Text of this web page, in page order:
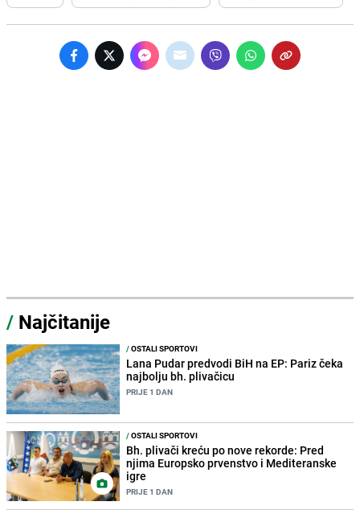
/ Najčitanije
/OSTALI SPORTOVI
Lana Pudar predvodi BiH na EP: Pariz čeka
najbolju bh. plivačicu
PRIJE 1 DAN
/OSTALI SPORTOVI
Bh. plivači kreću po nove rekorde: Pred
njima Europsko prvenstvo i Mediteranske
igre
PRIJE 1 DAN